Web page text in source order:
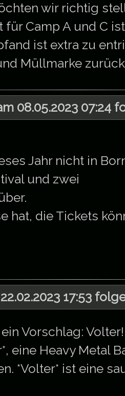
wir richtig
Camp A und C
ist extra zu
Müllmarke
08.05.2023 07:24
Jahr nicht in
und zwei
hat, die Tickets
17:53
Vorschlag: Volter!
eine Heavy Metal
*Volter* ist eine